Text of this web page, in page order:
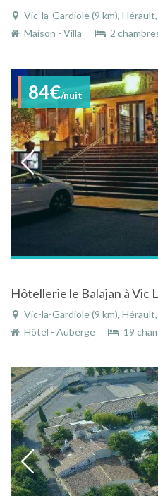
Vic-la-Gardiole (9 km), Hérault,
Maison - Villa
2
84€/nuit
Vic-la-Gardiole (9 km), Hérault,
Hôtel - Auberge
19